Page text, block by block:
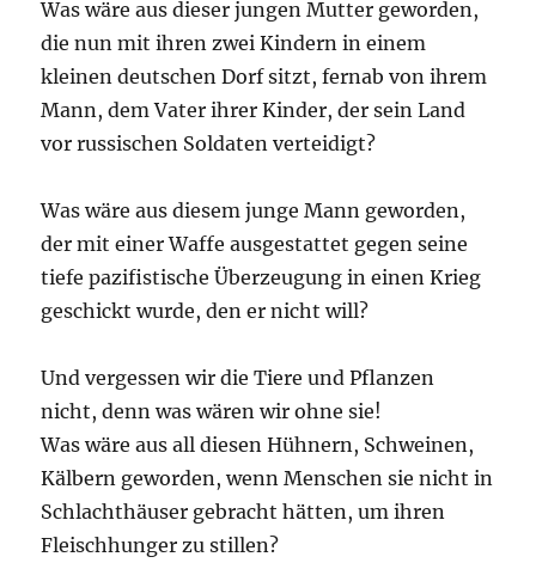
Was wäre aus dieser jungen Mutter geworden,
die nun mit ihren zwei Kindern in einem
kleinen deutschen Dorf sitzt, fernab von ihrem
Mann, dem Vater ihrer Kinder, der sein Land
vor russischen Soldaten verteidigt?
Was wäre aus diesem junge Mann geworden,
der mit einer Waffe ausgestattet gegen seine
tiefe pazifistische Überzeugung in einen Krieg
geschickt wurde, den er nicht will?
Und vergessen wir die Tiere und Pflanzen
nicht, denn was wären wir ohne sie!
Was wäre aus all diesen Hühnern, Schweinen,
Kälbern geworden, wenn Menschen sie nicht in
Schlachthäuser gebracht hätten, um ihren
Fleischhunger zu stillen?